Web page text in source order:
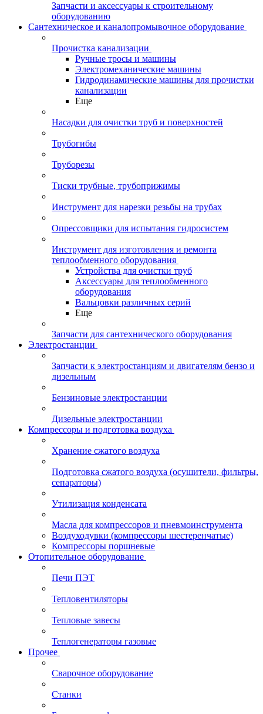
Запчасти и аксессуары к строительному
оборудованию
Сантехническое и каналопромывочное оборудование
Прочистка канализации
Ручные тросы и машины
Электромеханические машины
Гидродинамические машины для прочистки
канализации
Еще
Насадки для очистки труб и поверхностей
Трубогибы
Труборезы
Тиски трубные, трубоприжимы
Инструмент для нарезки резьбы на трубах
Опрессовщики для испытания гидросистем
Инструмент для изготовления и ремонта
теплообменного оборудования
Устройства для очистки труб
Аксессуары для теплообменного
оборудования
Вальцовки различных серий
Еще
Запчасти для сантехнического оборудования
Электростанции
Запчасти к электростанциям и двигателям бензо и
дизельным
Бензиновые электростанции
Дизельные электростанции
Компрессоры и подготовка воздуха
Хранение сжатого воздуха
Подготовка сжатого воздуха (осушители, фильтры,
сепараторы)
Утилизация конденсата
Масла для компрессоров и пневмоинструмента
Воздуходувки (компрессоры шестеренчатые)
Компрессоры поршневые
Отопительное оборудование
Печи ПЭТ
Тепловентиляторы
Тепловые завесы
Теплогенераторы газовые
Прочее
Сварочное оборудование
Станки